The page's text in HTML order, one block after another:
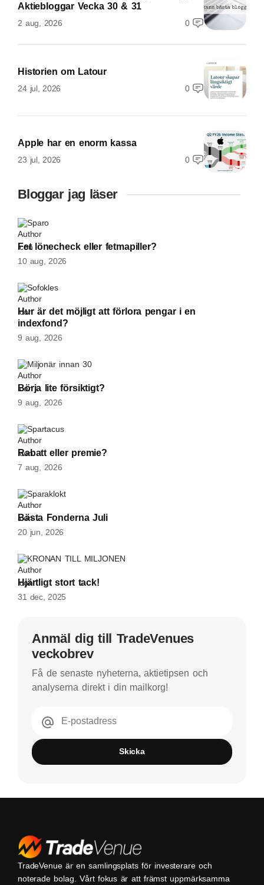
Aktiebloggar Vecka 30 & 31
2 aug, 2026 0
Historien om Latour
24 jul, 2026 0
Apple har en enorm kassa
23 jul, 2026 0
Bloggar jag läser
Sparo
Fet lönecheck eller fetmapiller?
10 aug, 2026
Sofokles
Hur är det möjligt att förlora pengar i en
indexfond?
9 aug, 2026
Miljonär innan 30
Börja lite försiktigt?
9 aug, 2026
Spartacus
Rabatt eller premie?
7 aug, 2026
Sparaklokt
Bästa Fonderna Juli
20 jun, 2026
KRONAN TILL MILJONEN
Hjärtligt stort tack!
31 dec, 2025
Anmäl dig till TradeVenues
veckobrev
Få de senaste nyheterna, aktietipsen och
analyserna direkt i din mailkorg!
E-postadress
Skicka
TradeVenue är en samlingsplats för investerare och
noterade bolag. Vårt fokus är att främst uppmärksamma